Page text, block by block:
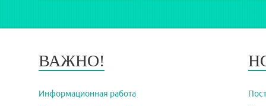
ВАЖНО!
Информационная работа